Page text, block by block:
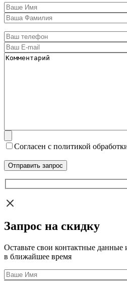
Согласен с политикой
Запрос на скидку
Оставьте свои контактные
в ближайшее время